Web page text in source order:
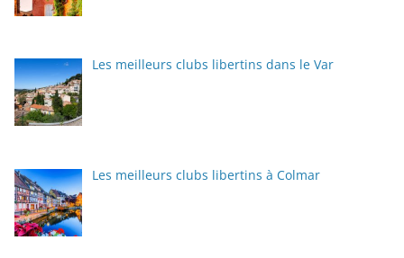
Les meilleurs clubs libertins dans le Var
Les meilleurs clubs libertins à Colmar